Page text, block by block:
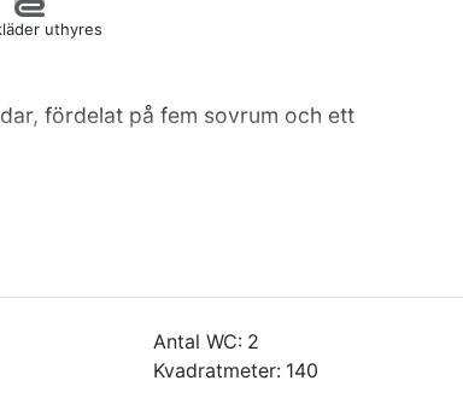
uthyres
fördelat på fem sovrum och ett
braskamin. En
Antal WC: 2
Kvadratmeter: 140